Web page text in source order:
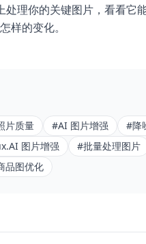
处理你的关键图片，看看它
样的变化。
片质量 #AI 图片增强 #降
图片增强 #批量处理图片
品图优化